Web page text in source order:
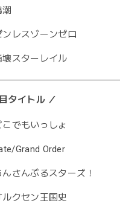
潮
ンレスゾーンゼロ
壊スターレイル
タイトル ／
こでもいっしょ
Grand Order
んさんぶるスターズ！
ルクセン王国史